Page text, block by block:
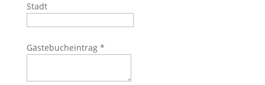
Stadt
Gästebucheintrag *